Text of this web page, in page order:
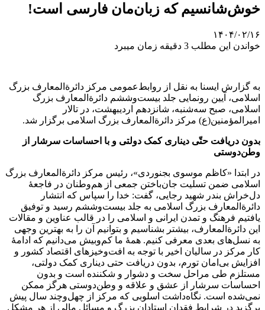
خوش‌شانسیم که زبان‌مان فارسی است!
۱۴۰۴/۰۲/۱۶
خواندن این مطلب 3 دقیقه زمان میبرد
به گزارش ایسنا به نقل از روابط‌عمومی مرکز دائرةالمعارف بزرگ
اسلامی، آیین رونمایی جلد بیست‌وششم دائرةالمعارف بزرگ
اسلامی، صبح سه‌شنبه، شانزدهم اردیبهشت، در تالار
امیرالمؤمنین(ع) مرکز دائرةالمعارف بزرگ اسلامی برگزار شد.
بدون دریافت حتّی دیناری کمک دولتی و با احساسات سرشار از
وطن‌دوستی
در ابتدا «کاظم موسوی بجنوردی»، رئیس مرکز دائرةالمعارف بزرگ
اسلامی ضمن تسلیت جان‌باختن جمعی از هم‌وطنان در فاجعۀ
دل‌خراش بندر شهید رجایی، گفت: خدا را سپاس که انتشار
دائرة‌المعارف بزرگ اسلامی به جلد بیست‌وششم رسید و توفیق
یافتیم فرهنگ و تمدن ایرانی و اسلامی را در قالب عناوین و مقالات
این دائرة‌المعارف، بیشتر بشناسیم و بتوانیم آن را به بهترین وجهی
به نسل‌های بعدی معرفی کنیم. همۀ ما کم‌وبیش می‌دانیم که ادامۀ
کار مرکز در سالیان اخیر با توجه به افت‌وخیزهای اقتصاد کشور و
افزایش بی‌امان تورم، بدون دریافت حتی دیناری کمک دولتی،
مستلزم طی مراحل سخت و دشوار و شکننده است و بدون
احساسات سرشار از عشق و علاقه و وطن‌دوستی هرگز ممکن
نمی‌شده است. نگاه‌داشت اسلوبی که مرکز از چهل‌وچند سال پیش
برگزید در شرایط فقدان استادان بزرگ و مسائل مالی از هر مشکل